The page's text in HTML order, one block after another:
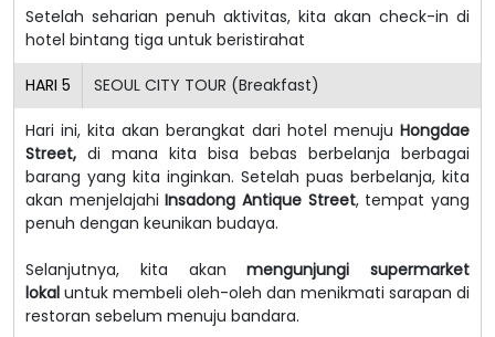
Setelah seharian penuh aktivitas, kita akan check-in di
hotel bintang tiga untuk beristirahat
HARI 5 SEOUL CITY TOUR (Breakfast)
Hari ini, kita akan berangkat dari hotel menuju Hongdae
Street, di mana kita bisa bebas berbelanja berbagai
barang yang kita inginkan. Setelah puas berbelanja, kita
akan menjelajahiInsadong Antique Street, tempat yang
penuh dengan keunikan budaya.
Selanjutnya, kita akanmengunjungi supermarket
lokal untuk membeli oleh-oleh dan menikmati sarapan di
restoran sebelum menuju bandara.